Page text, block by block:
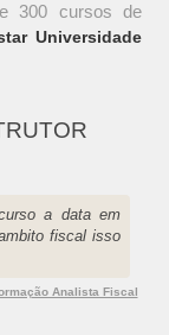
300 cursos de
Universidade
a data em
fiscal isso
Analista Fiscal